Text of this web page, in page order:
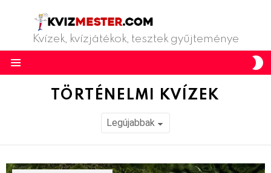
Kvízek, kvízjátékok, tesztek gyűjteménye
TÖRTÉNELMI KVÍZEK